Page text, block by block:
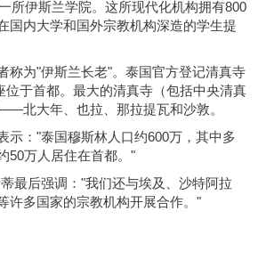
所伊斯兰学院。这所现代化机构拥有800
国内大学和国外宗教机构深造的学生提
称为"伊斯兰长老"。泰国官方登记清真寺
位于首都。最大的清真寺（包括中央清真
北大年、也拉、那拉提瓦和沙敦。
示："泰国穆斯林人口约600万，其中多
50万人居住在首都。"
最后强调："我们还与埃及、沙特阿拉
许多国家的宗教机构开展合作。"